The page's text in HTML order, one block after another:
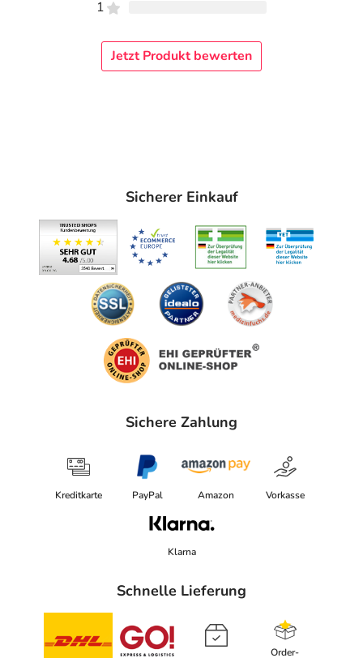
1
Jetzt Produkt bewerten
Sicherer Einkauf
Sichere Zahlung
Kreditkarte PayPal Amazon Vorkasse
Klarna
Schnelle Lieferung
Order-